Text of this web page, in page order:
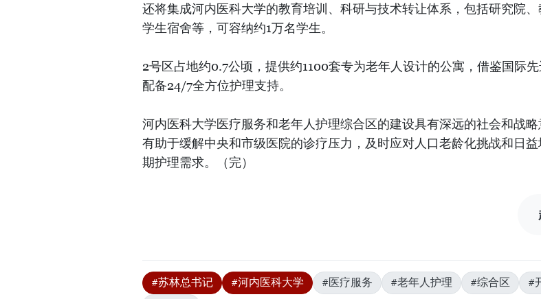
还将集成河内医科大学的教育培训、科研与技术转让体系，包括研究院、
学生宿舍等，可容纳约1万名学生。
2号区占地约0.7公顷，提供约1100套专为老年人设计的公寓，借鉴国际先
配备24/7全方位护理支持。
河内医科大学医疗服务和老年人护理综合区的建设具有深远的社会和战
有助于缓解中央和市级医院的诊疗压力，及时应对人口老龄化挑战和日
期护理需求。（完）
#苏林总书记 #河内医科大学 #医疗服务 #老年人护理 #综合区
#